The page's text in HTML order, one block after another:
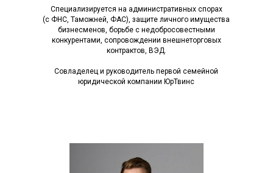
Специализируется на административных спорах
(с ФНС, Таможней, ФАС), защите личного имущества
бизнесменов, борьбе с недобросовестными
конкурентами, сопровождении внешнеторговых
контрактов, ВЭД.
Совладелец и руководитель первой семейной
юридической компании ЮрТвинс